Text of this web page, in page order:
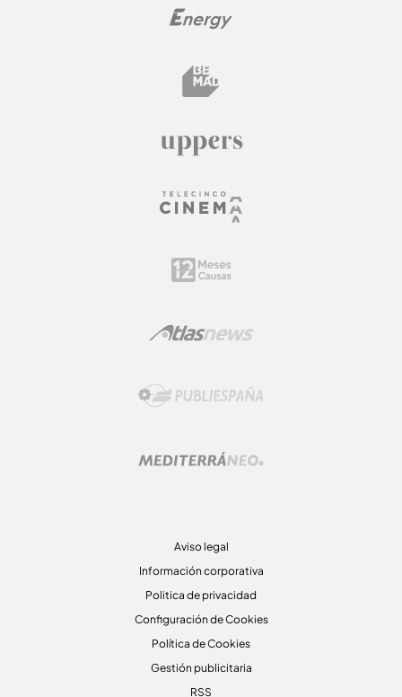
Aviso legal
Información corporativa
Politica de privacidad
Configuración de Cookies
Política de Cookies
Gestión publicitaria
RSS